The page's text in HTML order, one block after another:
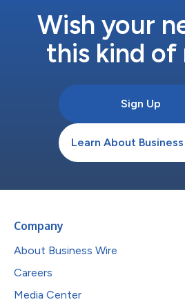
Wish your
this kind of
Sign Up
Learn About
Company
About Business Wire
Careers
Media Center